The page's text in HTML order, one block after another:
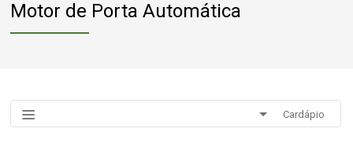
Motor de Porta Automática
Cardápio